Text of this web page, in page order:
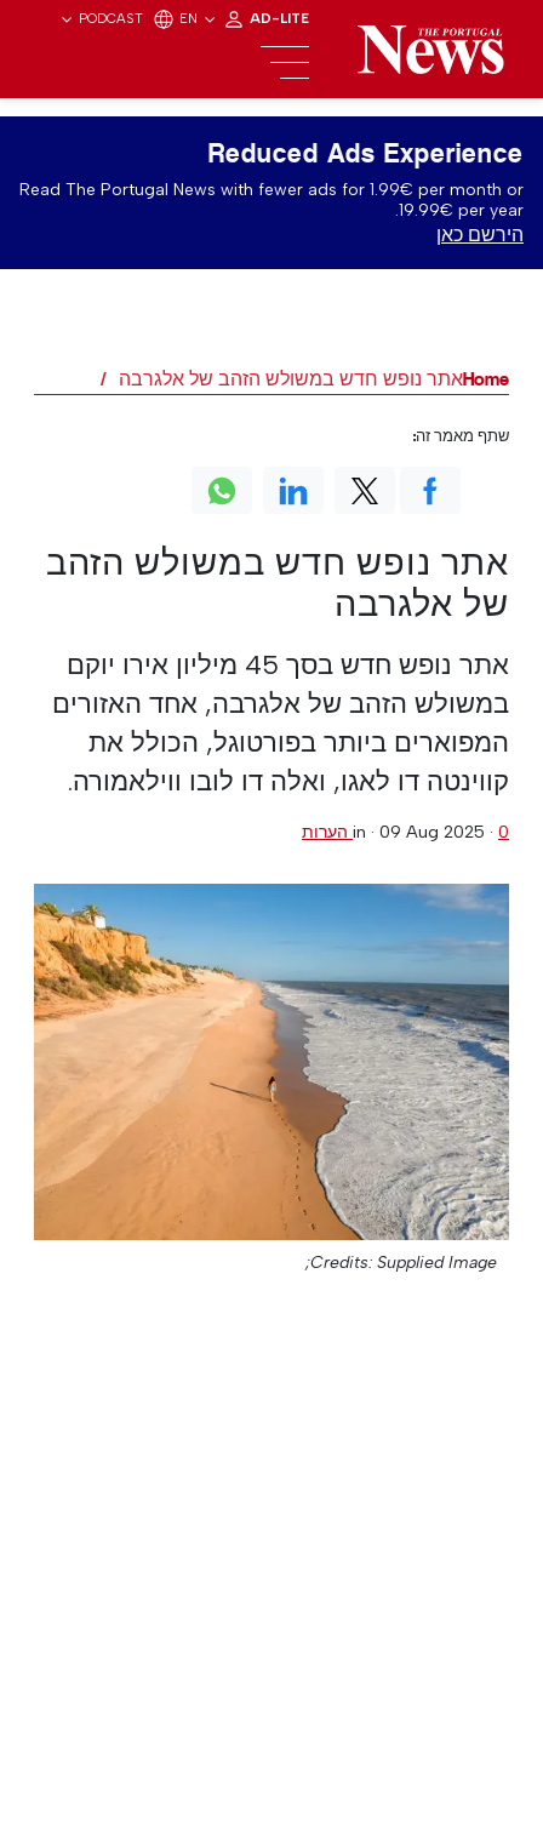
PODCAST EN AD-LITE
Reduced Ads Experience
Read The Portugal News with fewer ads for 1.99€ per month or
19.99€ per year.
הירשם כאן
Homeאתר נופש חדש במשולש הזהב של אלגרבה
אתר נופש חדש במשולש הזהב
של אלגרבה
אתר נופש חדש בסך 45 מיליון אירו יוקם
במשולש הזהב של אלגרבה, אחד האזורים
המפוארים ביותר בפורטוגל, הכולל את
קווינטה דו לאגו, ואלה דו לובו ווילאמורה.
in · 09 Aug 2025 · 0 הערות
Credits: Supplied Image;
שתף מאמר זה: